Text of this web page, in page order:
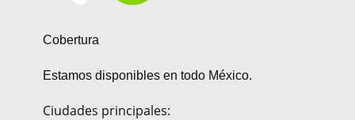
Cobertura
Estamos disponibles en todo México.
Ciudades principales: